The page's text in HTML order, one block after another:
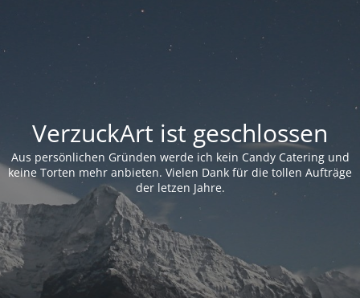
VerzuckArt ist geschlossen
Aus persönlichen Gründen werde ich kein Candy Catering und
keine Torten mehr anbieten. Vielen Dank für die tollen Aufträge
der letzen Jahre.